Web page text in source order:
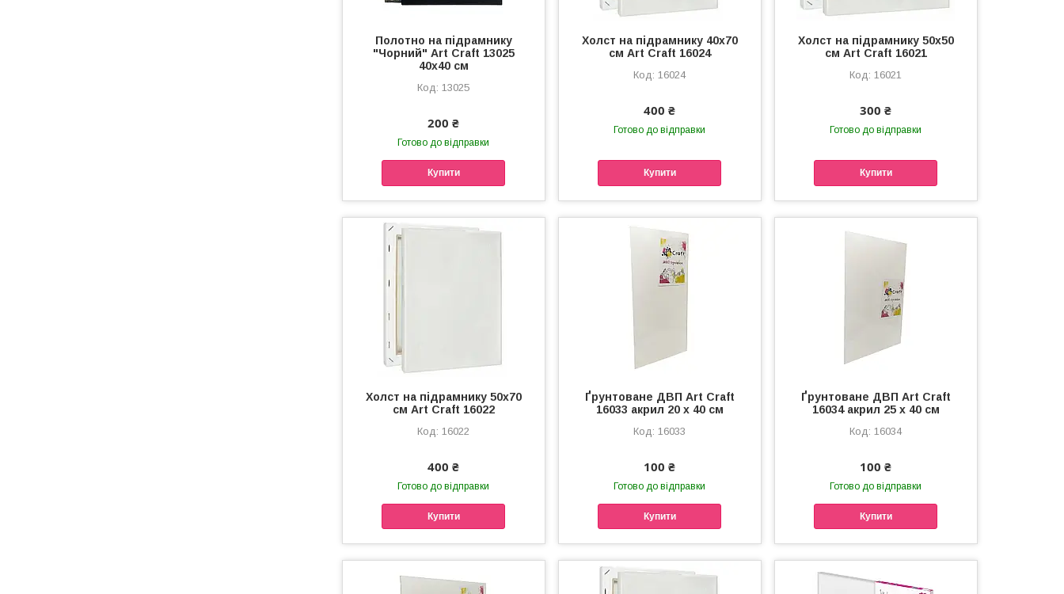
Полотно на підрамнику
"Чорний" Art Craft 13025
40х40 см
13025
200 ₴
Готово до відправки
Купити
Холст на підрамнику 40х70
см Art Craft 16024
16024
400 ₴
Готово до відправки
Купити
Холст на підрамнику 50х50
см Art Craft 16021
16021
300 ₴
Готово до відправки
Купити
Холст на підрамнику 50х70
см Art Craft 16022
16022
400 ₴
Готово до відправки
Купити
Ґрунтоване ДВП Art Craft
16033 акрил 20 x 40 см
16033
100 ₴
Готово до відправки
Купити
Ґрунтоване ДВП Art Craft
16034 акрил 25 x 40 см
16034
100 ₴
Готово до відправки
Купити